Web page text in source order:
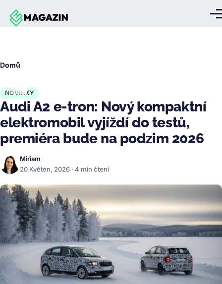
Přejít k hlavnímu obsahu
Domů
NOVINKY
Audi A2 e-tron: Nový kompaktní
elektromobil vyjíždí do testů,
premiéra bude na podzim 2026
Miriam
20 Květen, 2026 · 4 min čtení